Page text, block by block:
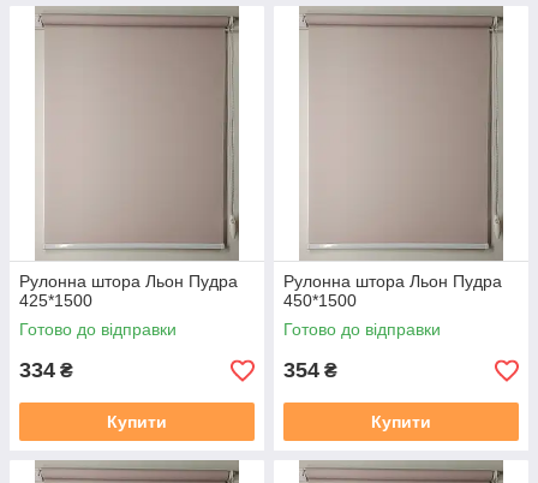
Рулонна штора Льон Пудра
425*1500
Готово до відправки
334 ₴
Купити
Рулонна штора Льон Пудра
450*1500
Готово до відправки
354 ₴
Купити